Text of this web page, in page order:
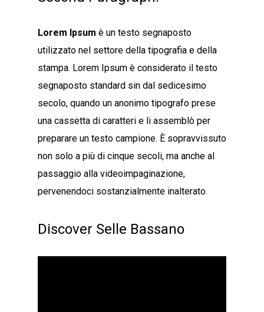
Lorem Ipsum è un testo segnaposto
utilizzato nel settore della tipografia e della
stampa. Lorem Ipsum è considerato il testo
segnaposto standard sin dal sedicesimo
secolo, quando un anonimo tipografo prese
una cassetta di caratteri e li assemblò per
preparare un testo campione. È sopravvissuto
non solo a più di cinque secoli, ma anche al
passaggio alla videoimpaginazione,
pervenendoci sostanzialmente inalterato.
Discover Selle Bassano